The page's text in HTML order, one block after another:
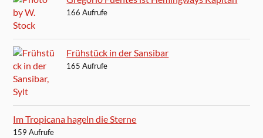
166 Aufrufe
Frühstück in der Sansibar
165 Aufrufe
Im Tropicana hageln die Sterne
159 Aufrufe